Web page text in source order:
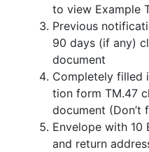
to view Exam­ple
Pre­vi­ous
90 days (if any)
document
Com­pletely filled
tion form TM.47
doc­u­ment (Don’t
Enve­lope with 10
and return